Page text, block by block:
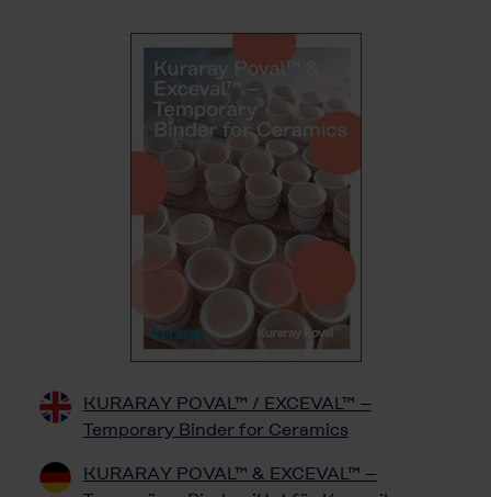
KURARAY POVAL™ / EXCEVAL™ –
Temporary Binder for Ceramics
KURARAY POVAL™ & EXCEVAL™ –